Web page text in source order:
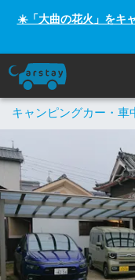
☀️「大曲の花火」をキ
キャンピングカー・車